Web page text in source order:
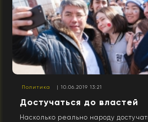
Политика | 10.06.2019 13:21
Достучаться до властей
Насколько реально народу